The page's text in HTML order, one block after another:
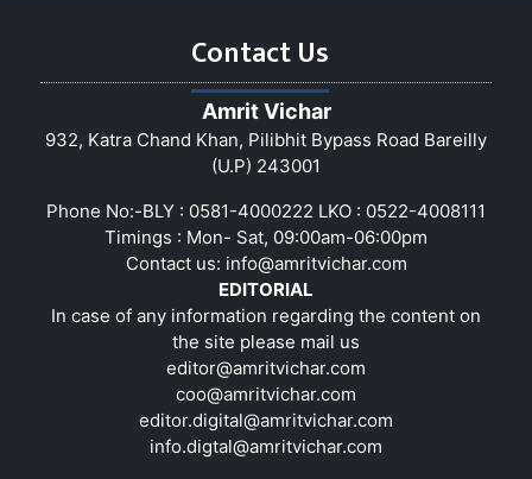
Contact Us
Amrit Vichar
932, Katra Chand Khan, Pilibhit Bypass Road Bareilly
(U.P) 243001
Phone No:-BLY : 0581-4000222 LKO : 0522-4008111
Timings : Mon- Sat, 09:00am-06:00pm
Contact us: info@amritvichar.com
EDITORIAL
In case of any information regarding the content on
the site please mail us
editor@amritvichar.com
coo@amritvichar.com
editor.digital@amritvichar.com
info.digtal@amritvichar.com